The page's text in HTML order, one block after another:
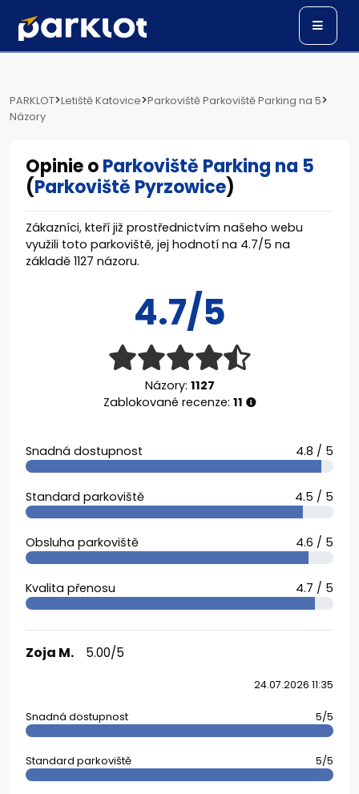
PARKLOT>Letiště Katovice>Parkoviště Parkoviště Parking na 5>
Názory
Opinie oParkoviště Parking na 5
(Parkoviště Pyrzowice)
Zákazníci, kteří již prostřednictvím našeho webu
využili toto parkoviště, jej hodnotí na 4.7/5 na
základě 1127 názoru.
4.7/5
Názory: 1127
Zablokované recenze: 11
Snadná dostupnost 4.8 / 5
Standard parkoviště 4.5 / 5
Obsluha parkoviště 4.6 / 5
Kvalita přenosu 4.7 / 5
Zoja M. 5.00/5
24.07.2026 11:35
Snadná dostupnost 5/5
Standard parkoviště 5/5